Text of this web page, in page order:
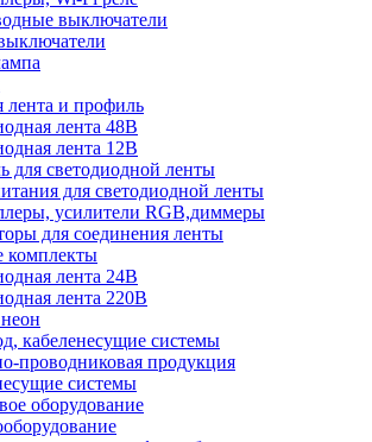
выключатели
лента и профиль
лента 48В
лента 12В
для светодиодной ленты
для светодиодной ленты
усилители RGB,диммеры
для соединения ленты
комплекты
лента 24В
лента 220В
кабеленесущие системы
проводниковая продукция
системы
оборудование